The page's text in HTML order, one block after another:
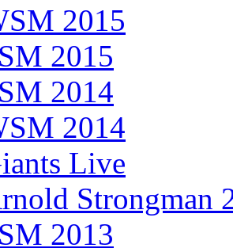
2015
2015
2014
2014
Live
Strongman
2013